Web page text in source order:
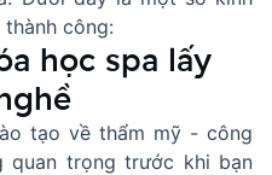
công:
học spa lấy
tạo về thẩm mỹ - công
quan trọng trước khi bạn